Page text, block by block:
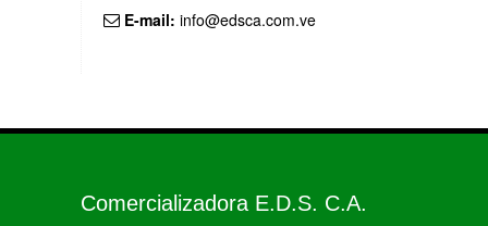
E-mail: info@edsca.com.ve
Comercializadora E.D.S. C.A.